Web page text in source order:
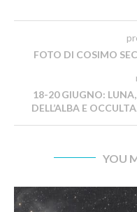
FOTO DI COSIMO
18-20 GIUGNO:
DELL’ALBA E
YOU